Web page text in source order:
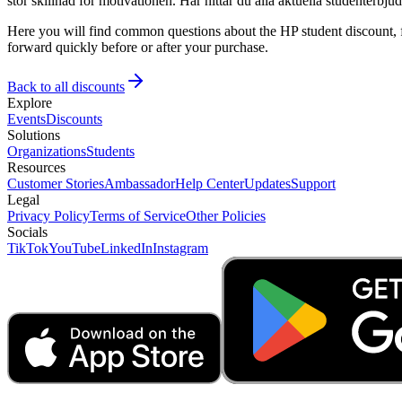
Here you will find common questions about the HP student
forward quickly before or after your purchase.
Back to all discounts
Explore
EventsDiscounts
Solutions
OrganizationsStudents
Resources
Customer StoriesAmbassadorHelp CenterUpdatesSupport
Legal
Privacy PolicyTerms of ServiceOther Policies
Socials
TikTokYouTubeLinkedInInstagram